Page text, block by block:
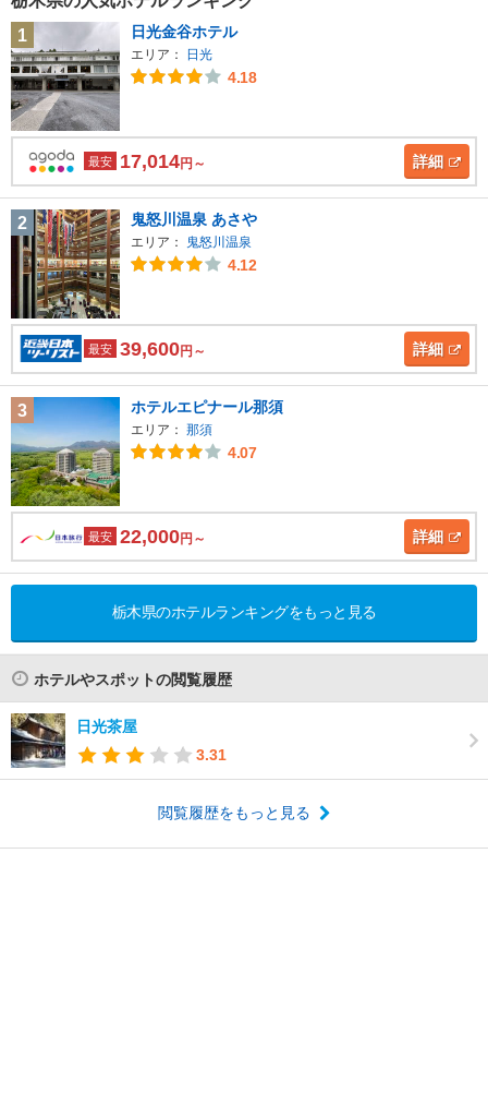
1
日光金谷ホテル
エリア： 日光
4.18
最安 17,014円～ 詳細
2 鬼怒川温泉 あさや
エリア： 鬼怒川温泉
4.12
最安 39,600円～ 詳細
3 ホテルエピナール那須
エリア： 那須
4.07
最安 22,000円～ 詳細
栃木県のホテルランキングをもっと見る
ホテルやスポットの閲覧履歴
日光茶屋
3.31
閲覧履歴をもっと見る